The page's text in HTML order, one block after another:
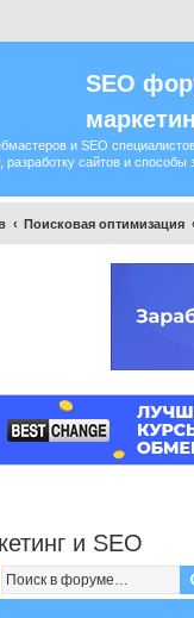
SEO
и SEO
разработку сайтов и способы
Поисковая оптимизация
и SEO